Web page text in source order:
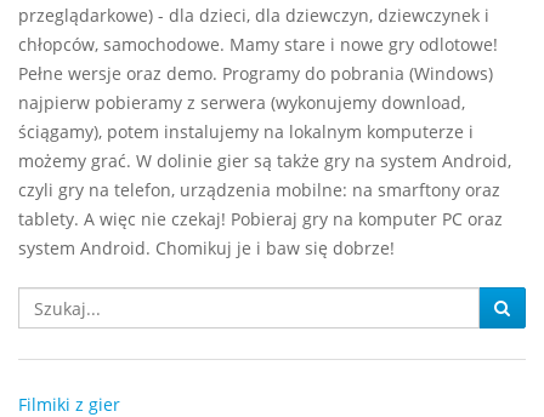
przeglądarkowe) - dla dzieci, dla dziewczyn, dziewczynek i
chłopców, samochodowe. Mamy stare i nowe gry odlotowe!
Pełne wersje oraz demo. Programy do pobrania (Windows)
najpierw pobieramy z serwera (wykonujemy download,
ściągamy), potem instalujemy na lokalnym komputerze i
możemy grać. W dolinie gier są także gry na system Android,
czyli gry na telefon, urządzenia mobilne: na smarftony oraz
tablety. A więc nie czekaj! Pobieraj gry na komputer PC oraz
system Android. Chomikuj je i baw się dobrze!
Filmiki z gier